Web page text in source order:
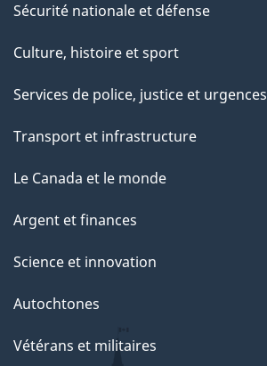
Sécurité nationale et défense
Culture, histoire et sport
Services de police, justice et urgences
Transport et infrastructure
Le Canada et le monde
Argent et finances
Science et innovation
Autochtones
Vétérans et militaires